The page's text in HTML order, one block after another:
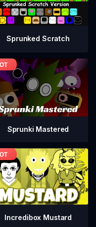
Sprunked Scratch
Sprunki Mastered
Incredibox Mustard